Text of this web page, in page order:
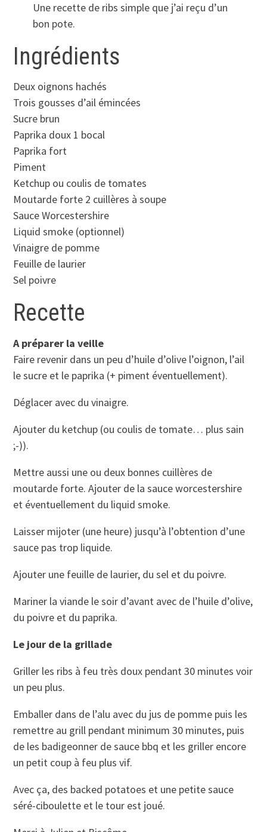
Une recette de ribs simple que j’ai reçu d’un
bon pote.
Ingrédients
Deux oignons hachés
Trois gousses d’ail émincées
Sucre brun
Paprika doux 1 bocal
Paprika fort
Piment
Ketchup ou coulis de tomates
Moutarde forte 2 cuillères à soupe
Sauce Worcestershire
Liquid smoke (optionnel)
Vinaigre de pomme
Feuille de laurier
Sel poivre
Recette
A préparer la veille
Faire revenir dans un peu d’huile d’olive l’oignon, l’ail
le sucre et le paprika (+ piment éventuellement).
Déglacer avec du vinaigre.
Ajouter du ketchup (ou coulis de tomate… plus sain
;-)).
Mettre aussi une ou deux bonnes cuillères de
moutarde forte. Ajouter de la sauce worcestershire
et éventuellement du liquid smoke.
Laisser mijoter (une heure) jusqu’à l’obtention d’une
sauce pas trop liquide.
Ajouter une feuille de laurier, du sel et du poivre.
Mariner la viande le soir d’avant avec de l’huile d’olive,
du poivre et du paprika.
Le jour de la grillade
Griller les ribs à feu très doux pendant 30 minutes voir
un peu plus.
Emballer dans de l’alu avec du jus de pomme puis les
remettre au grill pendant minimum 30 minutes, puis
de les badigeonner de sauce bbq et les griller encore
un petit coup à feu plus vif.
Avec ça, des backed potatoes et une petite sauce
séré-ciboulette et le tour est joué.